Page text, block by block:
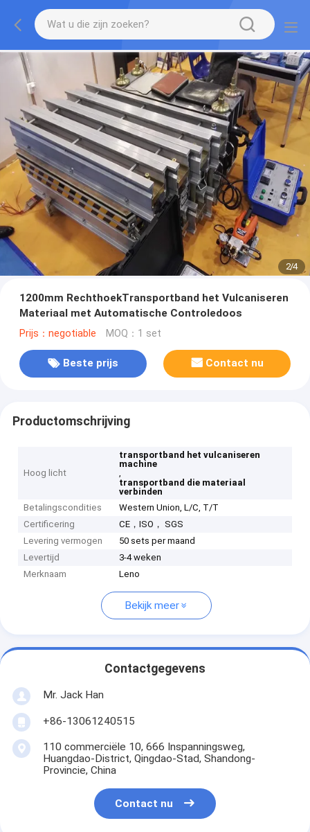
2/4
1200mm RechthoekTransportband het Vulcaniseren
Materiaal met Automatische Controledoos
Prijs：negotiable MOQ：1 set
Beste prijs Contact nu
Productomschrijving
Hoog licht
transportband het vulcaniseren
machine
,
transportband die materiaal
verbinden
Betalingscondities
Western Union, L/C, T/T
Certificering
CE，ISO， SGS
Levering vermogen
50 sets per maand
Levertijd
3-4 weken
Merknaam
Leno
Bekijk meer
Contactgegevens
Mr. Jack Han
+86-13061240515
110 commerciële 10, 666 Inspanningsweg,
Huangdao-District, Qingdao-Stad, Shandong-
Provincie, China
Contact nu